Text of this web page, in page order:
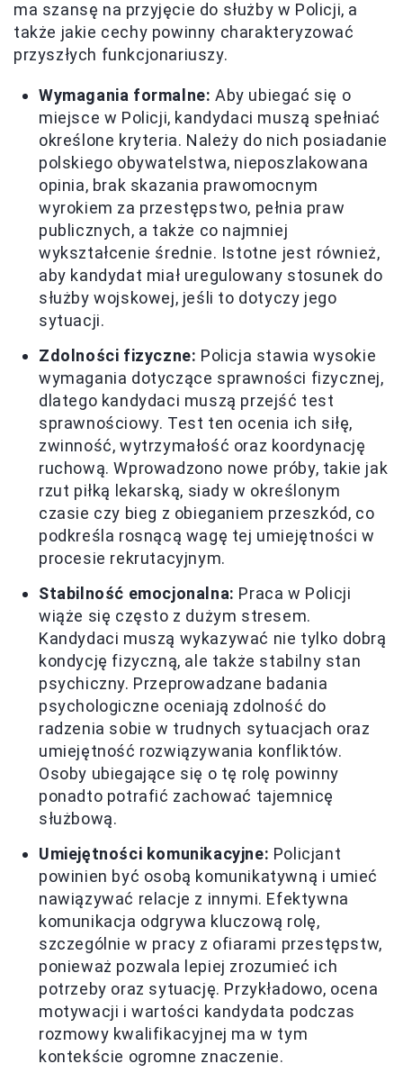
ma szansę na przyjęcie do służby w Policji, a
także jakie cechy powinny charakteryzować
przyszłych funkcjonariuszy.
Wymagania formalne: Aby ubiegać się o
miejsce w Policji, kandydaci muszą spełniać
określone kryteria. Należy do nich posiadanie
polskiego obywatelstwa, nieposzlakowana
opinia, brak skazania prawomocnym
wyrokiem za przestępstwo, pełnia praw
publicznych, a także co najmniej
wykształcenie średnie. Istotne jest również,
aby kandydat miał uregulowany stosunek do
służby wojskowej, jeśli to dotyczy jego
sytuacji.
Zdolności fizyczne: Policja stawia wysokie
wymagania dotyczące sprawności fizycznej,
dlatego kandydaci muszą przejść test
sprawnościowy. Test ten ocenia ich siłę,
zwinność, wytrzymałość oraz koordynację
ruchową. Wprowadzono nowe próby, takie jak
rzut piłką lekarską, siady w określonym
czasie czy bieg z obieganiem przeszkód, co
podkreśla rosnącą wagę tej umiejętności w
procesie rekrutacyjnym.
Stabilność emocjonalna: Praca w Policji
wiąże się często z dużym stresem.
Kandydaci muszą wykazywać nie tylko dobrą
kondycję fizyczną, ale także stabilny stan
psychiczny. Przeprowadzane badania
psychologiczne oceniają zdolność do
radzenia sobie w trudnych sytuacjach oraz
umiejętność rozwiązywania konfliktów.
Osoby ubiegające się o tę rolę powinny
ponadto potrafić zachować tajemnicę
służbową.
Umiejętności komunikacyjne: Policjant
powinien być osobą komunikatywną i umieć
nawiązywać relacje z innymi. Efektywna
komunikacja odgrywa kluczową rolę,
szczególnie w pracy z ofiarami przestępstw,
ponieważ pozwala lepiej zrozumieć ich
potrzeby oraz sytuację. Przykładowo, ocena
motywacji i wartości kandydata podczas
rozmowy kwalifikacyjnej ma w tym
kontekście ogromne znaczenie.